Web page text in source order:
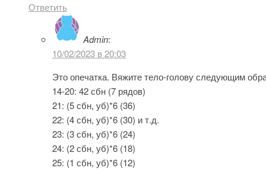
Ответить
Admin:
10/02/2023 в 20:03
Это опечатка. Вяжите тело-голову следующим
14-20: 42 сбн (7 рядов)
21: (5 сбн, уб)*6 (36)
22: (4 сбн, уб)*6 (30) и т.д.
23: (3 сбн, уб)*6 (24)
24: (2 сбн, уб)*6 (18)
25: (1 сбн, уб)*6 (12)